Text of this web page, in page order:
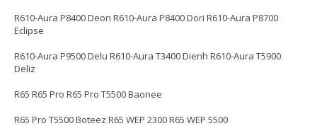
R610-Aura P8400 Deon R610-Aura P8400 Dori R610-Aura P8700
Eclipse
R610-Aura P9500 Delu R610-Aura T3400 Dienh R610-Aura T5900
Deliz
R65 R65 Pro R65 Pro T5500 Baonee
R65 Pro T5500 Boteez R65 WEP 2300 R65 WEP 5500